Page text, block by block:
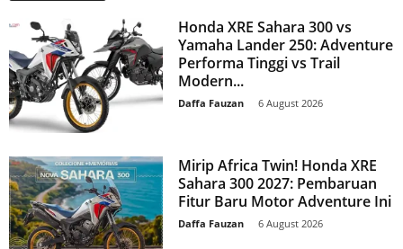
Honda XRE Sahara 300 vs
Yamaha Lander 250: Adventure
Performa Tinggi vs Trail
Modern...
Daffa Fauzan 6 August 2026
Mirip Africa Twin! Honda XRE
Sahara 300 2027: Pembaruan
Fitur Baru Motor Adventure Ini
Daffa Fauzan 6 August 2026